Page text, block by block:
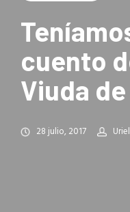
cuento
Viuda
28 julio, 2017